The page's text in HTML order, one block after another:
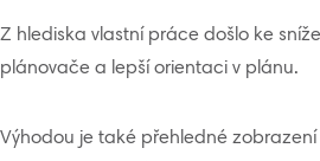
Z hlediska vlastní práce došlo ke
plánovače a lepší orientaci v plánu.
Výhodou je také přehledné